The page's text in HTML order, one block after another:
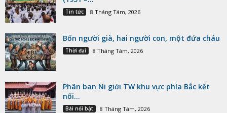
Tin tức 8 Tháng Tám, 2026
Bốn người già, hai người con, một đứa cháu
Thời đại 8 Tháng Tám, 2026
Phân ban Ni giới TW khu vực phía Bắc kết
nối...
Bài nổi bật 8 Tháng Tám, 2026